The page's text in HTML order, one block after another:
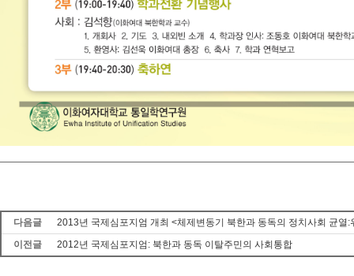
다음글
2013년 국제심포지엄 개최 <체제변동기 북한과 동독의 정치사회 균
이전글
2012년 국제심포지엄: 북한과 동독 이탈주민의 사회통합